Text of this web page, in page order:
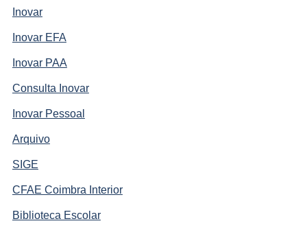
Inovar
Inovar EFA
Inovar PAA
Consulta Inovar
Inovar Pessoal
Arquivo
SIGE
CFAE Coimbra Interior
Biblioteca Escolar